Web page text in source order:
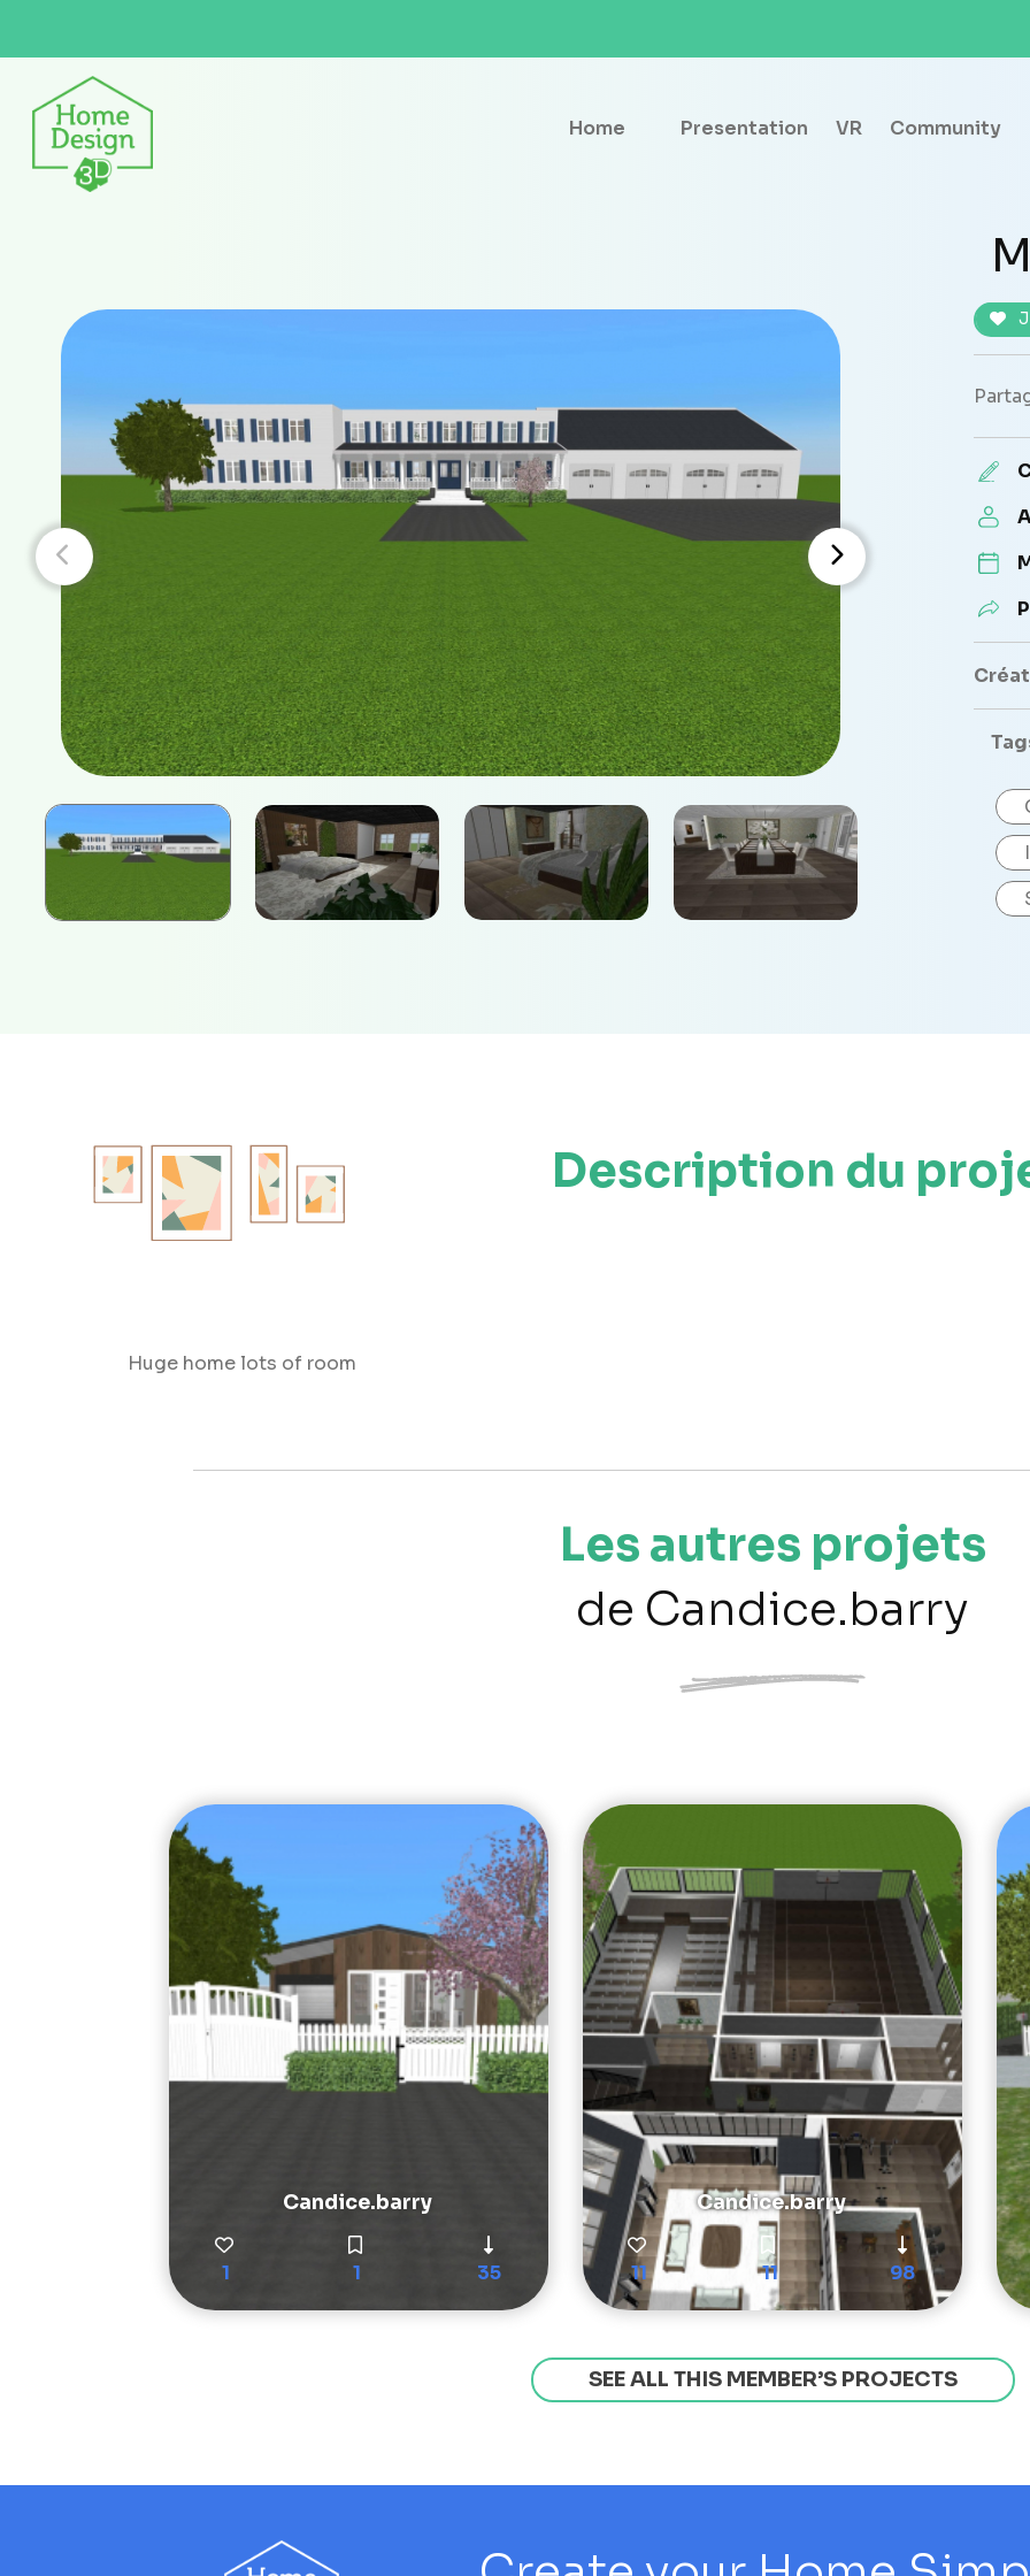
Home Presentation VR Community
Description du
Huge home lots of room
Les autres projets
de Candice.barry
Candice.barry
1 1 35
Candice.barry
11 11 98
SEE ALL THIS MEMBER’S PROJECTS